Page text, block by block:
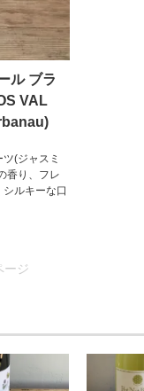
ル ブラ
VAL
(ジャスミ
香り、フレ
ルキーな口
ージ